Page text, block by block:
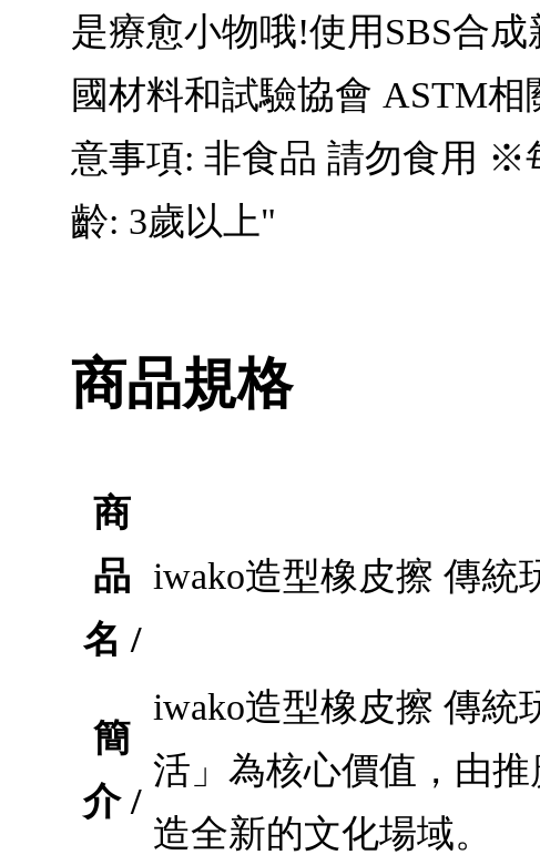
是療愈小物哦!使用SBS合
國材料和試驗協會 ASTM
意事項: 非食品 請勿食用 ※
齡: 3歲以上"
商品規格
商
品
名 /
iwako造型橡皮擦 傳統
簡
介 /
iwako造型橡皮擦 傳統
活」為核心價值，由
造全新的文化場域。